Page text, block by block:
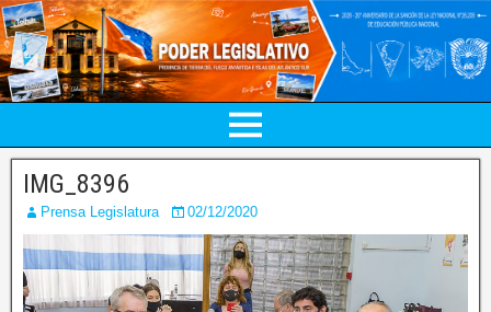
IMG_8396
Prensa Legislatura 02/12/2020